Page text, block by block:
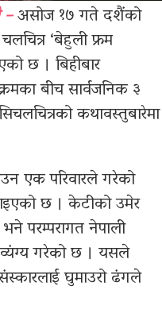
असोज १७ गते दशैंको
‘बेहुली फ्रम
छ । बिहीबार
बीच सार्वजनिक ३
कथावस्तुबारेमा
एक परिवारले गरेको
छ । केटीको उमेर
परम्परागत नेपाली
गरेको छ । यसले
घुमाउरो ढंगले